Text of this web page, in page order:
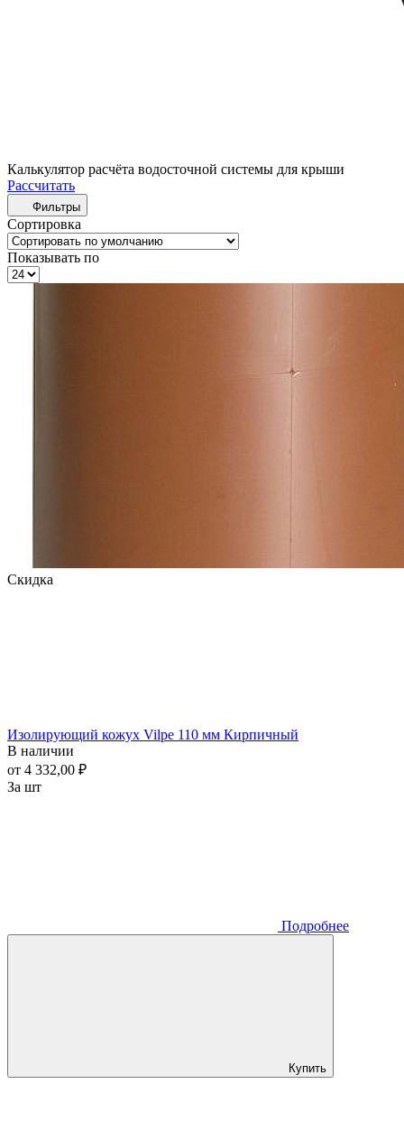
Калькулятор расчёта водосточной системы для крыши
Рассчитать
Фильтры
Сортировка
Показывать по
Скидка
Изолирующий кожух Vilpe 110 мм Кирпичный
В наличии
от 4 332,00 ₽
За шт
Подробнее
Купить